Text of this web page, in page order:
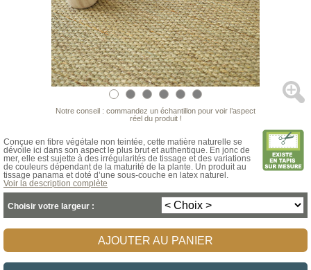
Notre conseil : commandez un échantillon pour voir l’aspect
réel du produit !
Conçue en fibre végétale non teintée, cette matière naturelle se
dévoile ici dans son aspect le plus brut et authentique. En jonc de
mer, elle est sujette à des irrégularités de tissage et des variations
de couleurs dépendant de la maturité de la plante. Un produit au
tissage panama et doté d’une sous-couche en latex naturel.
Voir la description complète
Choisir votre largeur :
AJOUTER AU PANIER